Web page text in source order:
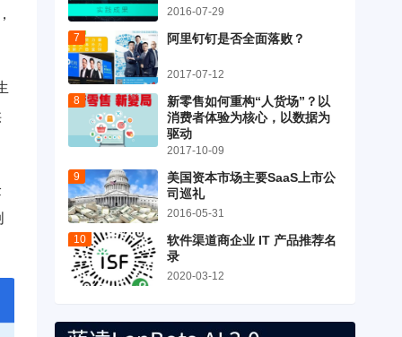
2016-07-29
阿里钉钉是否全面落败？
2017-07-12
新零售如何重构“人货场”？以
消费者体验为核心，以数据为
驱动
2017-10-09
美国资本市场主要SaaS上市公
司巡礼
2016-05-31
软件渠道商企业 IT 产品推荐名
录
2020-03-12